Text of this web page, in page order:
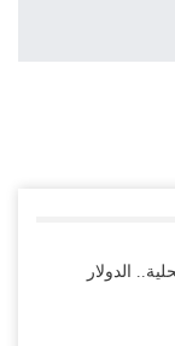
الدولار